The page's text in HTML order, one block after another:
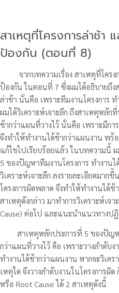
สาเหตุที่โครงการล่าช้า
ป้องกัน (ตอนที่ 8)
จากบทความเรื่อง สาเหตุที่โครงก
ป้องกัน ในตอนที่ 7 ซึ่งผมได้อธิบายถึง
ล่าช้า นั่นคือ เพราะทีมงานโครงการ
ผมได้วิเคราะห์เจาะลึก ถึงสาเหตุหลัก
ช้ากว่าแผนที่วางไว้ นั่นคือ เพราะมีกา
จึงทำให้ทำงานได้ช้ากว่าแผนงาน พ
แก้ไขไปเรียบร้อยแล้ว ในบทความนี้
5 ของปัญหาทีมงานโครงการ ทำงานไ
วิเคราะห์เจาะลึก ลงรายละเอียดมาก
โครงการผิดพลาด จึงทำให้ทำงานได้
สาเหตุดังกล่าว มาทำการวิเคราะห์เจ
Cause) ต่อไป และแนะนำแนวทางป
สาเหตุหลักประการที่ 5 ของปัญหา
กว่าแผนที่วางไว้ คือ เพราะวางลำดับ
ทำงานได้ช้ากว่าแผนงาน หากจะวิเคร
เหตุใด จึงวางลำดับงานในโครงการผิ
หรือ Root Cause ได้ 2 สาเหตุดังนี้